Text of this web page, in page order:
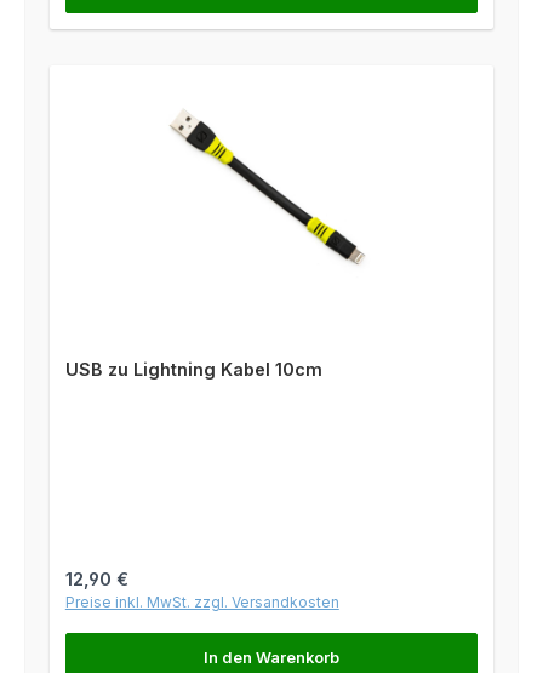
USB zu Lightning Kabel 10cm
Regulärer Preis:
12,90 €
Preise inkl. MwSt. zzgl. Versandkosten
In den Warenkorb